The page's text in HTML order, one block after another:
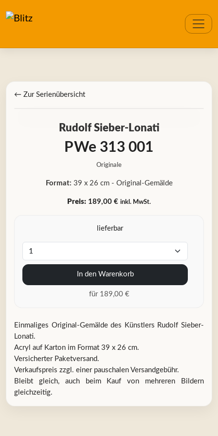
← Zur Serienübersicht
Rudolf Sieber-Lonati
PWe 313 001
Originale
Format: 39 x 26 cm - Original-Gemälde
Preis: 189,00 € inkl. MwSt.
lieferbar
In den Warenkorb
für 189,00 €
Einmaliges Original-Gemälde des Künstlers Rudolf Sieber-
Lonati.
Acryl auf Karton im Format 39 x 26 cm.
Versicherter Paketversand.
Verkaufspreis zzgl. einer pauschalen Versandgebühr.
Bleibt gleich, auch beim Kauf von mehreren Bildern
gleichzeitig.